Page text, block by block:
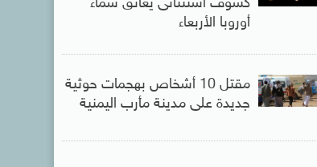
كسوف استثنائى يعانق سماء
أوروبا الأربعاء
مقتل 10 أشخاص بهجمات حوثية
جديدة على مدينة مأرب اليمنية